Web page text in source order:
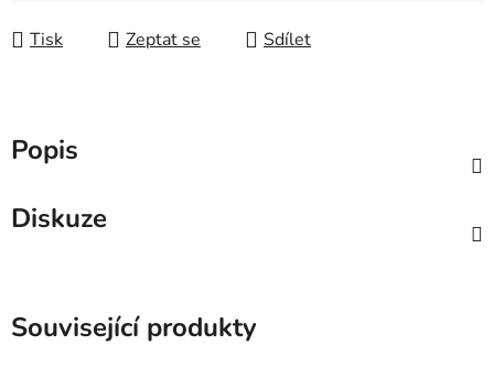
Tisk Zeptat se Sdílet
Popis
Diskuze
Související produkty